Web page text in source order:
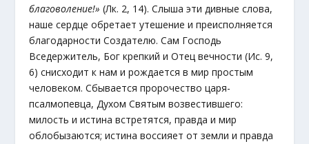
благоволение!» (Лк. 2, 14). Слыша эти дивные слова,
наше сердце обретает утешение и преисполняется
благодарности Создателю. Сам Господь
Вседержитель, Бог крепкий и Отец вечности (Ис. 9,
6) снисходит к нам и рождается в мир простым
человеком. Сбывается пророчество царя-
псалмопевца, Духом Святым возвестившего:
милость и истина встретятся, правда и мир
облобызаются; истина воссияет от земли и правда